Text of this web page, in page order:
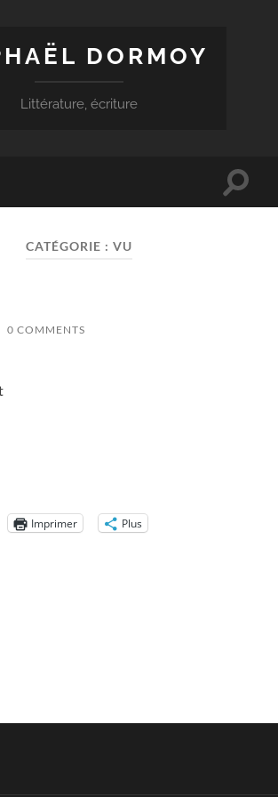
DORMOY
Littérature, écriture
Toggle
CATÉGORIE : VU
0 COMMENTS
Imprimer Plus